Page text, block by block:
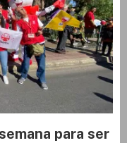
para ser